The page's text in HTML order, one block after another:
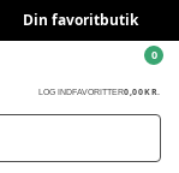
Din favoritbutik
LOG INDFAVORITTER0,00 KR.
0